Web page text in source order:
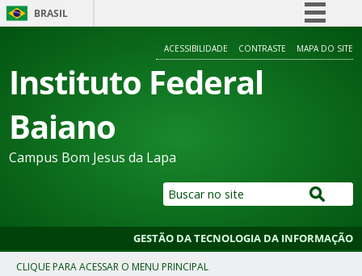
BRASIL
Participe
ACESSIBILIDADE CONTRASTE MAPA DO SITE
Instituto Federal
Baiano
Campus Bom Jesus da Lapa
GESTÃO DA TECNOLOGIA DA INFORMAÇÃO